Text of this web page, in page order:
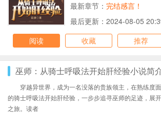
最新章节： 完结感言！
最后更新：2024-08-05
阅读
收藏 推荐
巫师：从骑士呼吸法开始肝经验小说简
穿越异世界，成为一名没落的贵族领主，在熟练度
的骑士呼吸法开始肝经验，一步步追寻巫师的足迹，展
之旅。读者